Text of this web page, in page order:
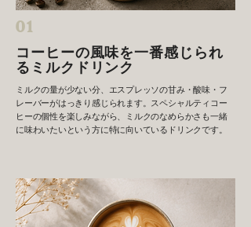
01
コーヒーの風味を一番感じられ
るミルクドリンク
ミルクの量が少ない分、エスプレッソの甘み・酸味・フ
レーバーがはっきり感じられます。スペシャルティコー
ヒーの個性を楽しみながら、ミルクのなめらかさも一緒
に味わいたいという方に特に向いているドリンクです。